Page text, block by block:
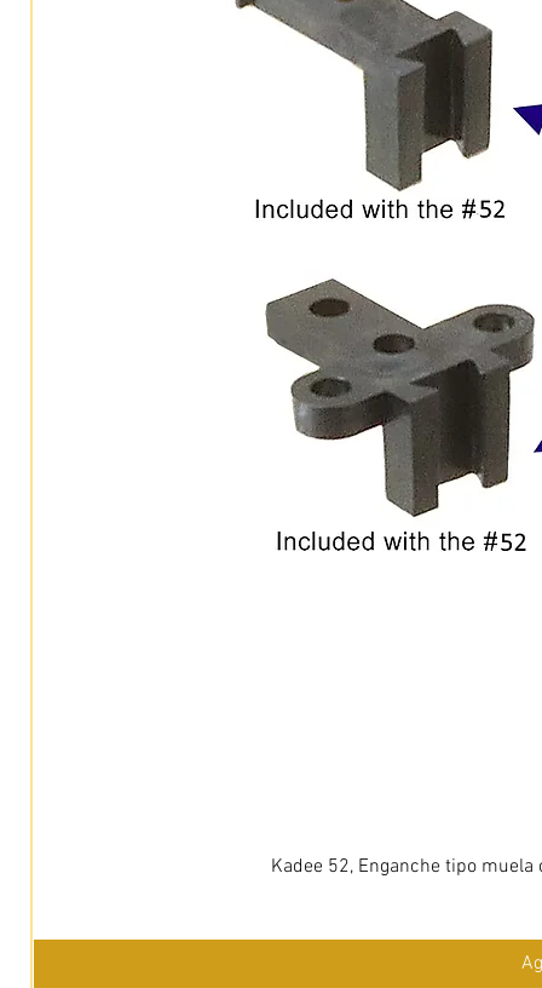
Kadee 52, Enganche tipo